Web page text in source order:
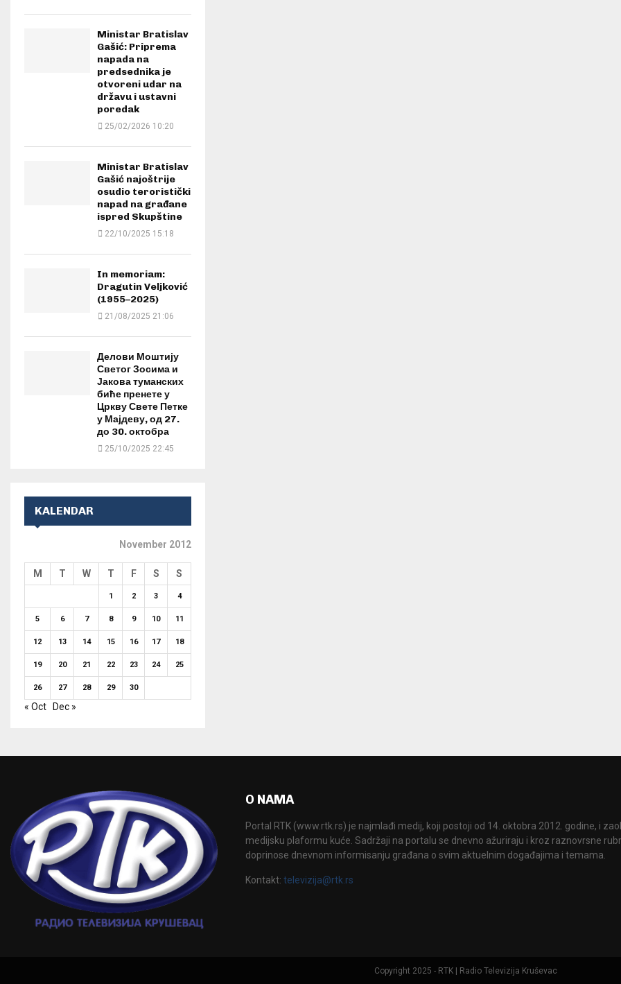
Ministar Bratislav
Gašić: Priprema
napada na
predsednika je
otvoreni udar na
državu i ustavni
poredak
25/02/2026 10:20
Ministar Bratislav
Gašić najoštrije
osudio teroristički
napad na građane
ispred Skupštine
22/10/2025 15:18
In memoriam:
Dragutin Veljković
(1955–2025)
21/08/2025 21:06
Делови Моштију
Светог Зосима и
Јакова туманских
биће пренете у
Цркву Свете Петке
у Мајдеву, од 27.
до 30. октобра
25/10/2025 22:45
KALENDAR
November 2012
M T W T F S S
1 2 3 4
5 6 7 8 9 10 11
12 13 14 15 16 17 18
19 20 21 22 23 24 25
26 27 28 29 30
« Oct Dec »
O NAMA
Portal RTK (www.rtk.rs) je najmlađi medij, koji postoji od 14. oktobra 2012. godine, i
medijsku plaformu kuće. Sadržaji na portalu se dnevno ažuriraju i kroz raznovrsne
doprinose dnevnom informisanju građana o svim aktuelnim događajima i temama.
Kontakt: televizija@rtk.rs
Copyright 2025 - RTK | Radio Televizija Kruševac